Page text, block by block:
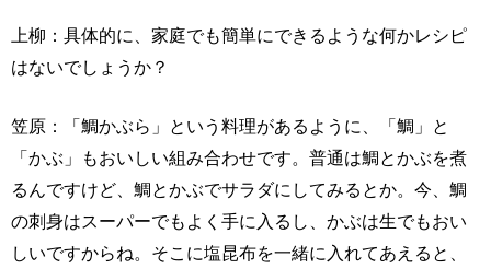
上柳：具体的に、家庭でも簡単にできるような何かレシピ
はないでしょうか？
笠原：「鯛かぶら」という料理があるように、「鯛」と
「かぶ」もおいしい組み合わせです。普通は鯛とかぶを煮
るんですけど、鯛とかぶでサラダにしてみるとか。今、鯛
の刺身はスーパーでもよく手に入るし、かぶは生でもおい
しいですからね。そこに塩昆布を一緒に入れてあえると、